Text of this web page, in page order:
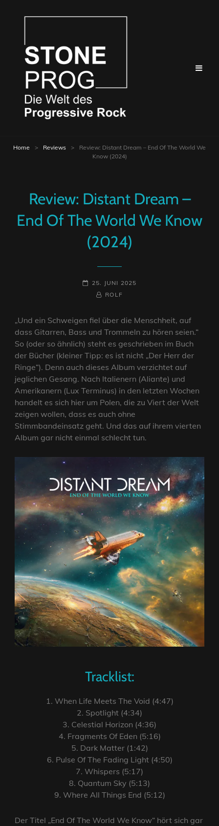
Home > Reviews >
Review: Distant Dream – End Of The World We
Know (2024)
Review: Distant Dream –
End Of The World We Know
(2024)
POSTED-
25. JUNI 2025
BY
BYLINE
ROLF
„Und ein Schweigen fiel über die Menschheit, auf
dass Gitarren, Bass und Trommeln zu hören seien.“
So (oder so ähnlich) steht es geschrieben im Buch
der Bücher (kleiner Tipp: es ist nicht „Der Herr der
Ringe“). Denn auch dieses Album verzichtet auf
jeglichen Gesang. Nach Italienern (Aliante) und
Amerikanern (Lux Terminus) in den letzten Wochen
handelt es sich hier um Polen, die zu Viert der Welt
zeigen wollen, dass es auch ohne
Stimmbandeinsatz geht. Und das auf ihrem vierten
Album gar nicht einmal schlecht tun.
Tracklist:
1. When Life Meets The Void (4:47)
2. Spotlight (4:34)
3. Celestial Horizon (4:36)
4. Fragments Of Eden (5:16)
5. Dark Matter (1:42)
6. Pulse Of The Fading Light (4:50)
7. Whispers (5:17)
8. Quantum Sky (5:13)
9. Where All Things End (5:12)
Der Titel „End Of The World We Know“ hört sich gar